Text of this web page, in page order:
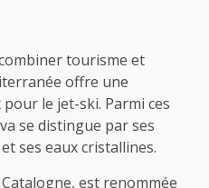
tourisme et
offre une
le jet-ski. Parmi ces
se distingue par ses
ses eaux cristallines.
est renommée